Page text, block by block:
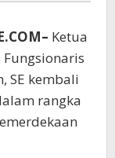
Ketua
SE kembali
rangka